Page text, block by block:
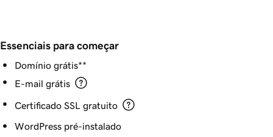
Essenciais para começar
Domínio grátis**
E-mail grátis
Certificado SSL gratuito
WordPress pré-instalado